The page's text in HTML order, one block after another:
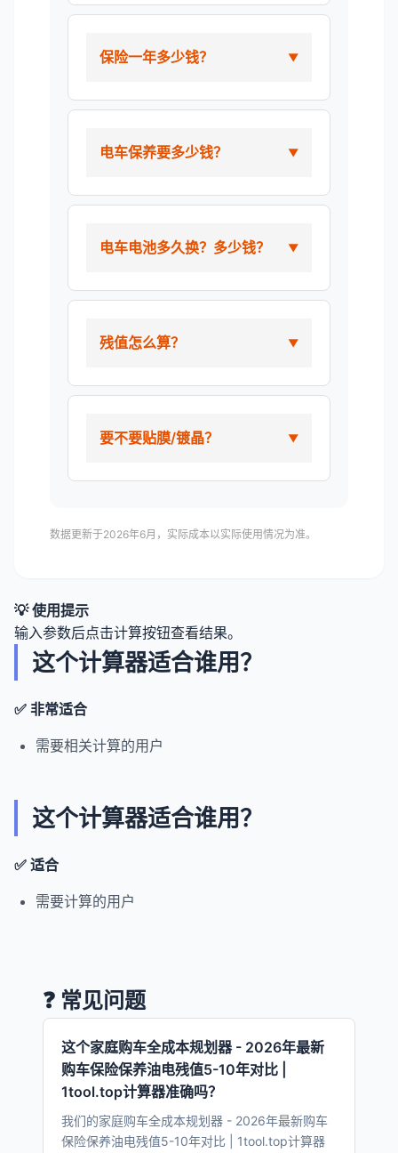
保险一年多少钱？
电车保养要多少钱？
电车电池多久换？多少钱？
残值怎么算？
要不要贴膜/镀晶？
数据更新于2026年6月，实际成本以实际使用情况为准。
💡 使用提示
输入参数后点击计算按钮查看结果。
这个计算器适合谁用？
✅ 非常适合
需要相关计算的用户
这个计算器适合谁用？
✅ 适合
需要计算的用户
❓ 常见问题
这个家庭购车全成本规划器 - 2026年最新
购车保险保养油电残值5-10年对比 |
1tool.top计算器准确吗？
我们的家庭购车全成本规划器 - 2026年最新购车
保险保养油电残值5-10年对比 | 1tool.top计算器